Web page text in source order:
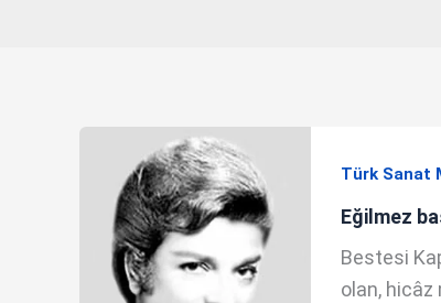
Türk Sanat
Eğilmez
Bestesi
olan, hicâz